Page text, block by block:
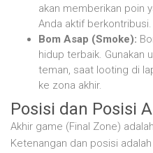
akan memberikan poin
Anda aktif berkontribusi.
Bom Asap (Smoke):
hidup terbaik. Gunakan
teman, saat looting di
ke zona akhir.
Posisi dan Posisi
Akhir game (Final Zone)
Ketenangan dan posisi